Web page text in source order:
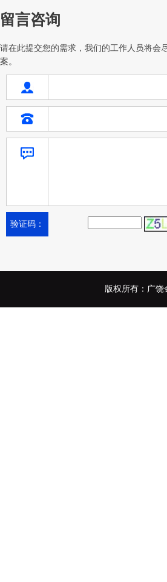
留言咨询
请在此提交您的需求，我们的工作人员将会
案。
验证码：
版权所有：广饶